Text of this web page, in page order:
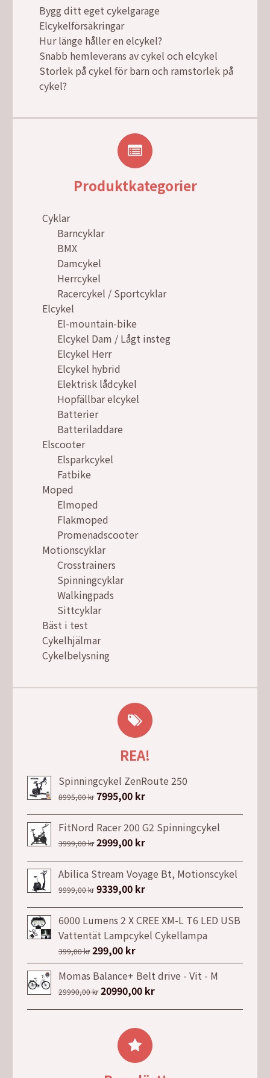
Bygg ditt eget cykelgarage
Elcykelförsäkringar
Hur länge håller en elcykel?
Snabb hemleverans av cykel och elcykel
Storlek på cykel för barn och ramstorlek på
cykel?
Produktkategorier
Cyklar
Barncyklar
BMX
Damcykel
Herrcykel
Racercykel / Sportcyklar
Elcykel
El-mountain-bike
Elcykel Dam / Lågt insteg
Elcykel Herr
Elcykel hybrid
Elektrisk lådcykel
Hopfällbar elcykel
Batterier
Batteriladdare
Elscooter
Elsparkcykel
Fatbike
Moped
Elmoped
Flakmoped
Promenadscooter
Motionscyklar
Crosstrainers
Spinningcyklar
Walkingpads
Sittcyklar
Bäst i test
Cykelhjälmar
Cykelbelysning
REA!
Spinningcykel ZenRoute 250
8995,00kr Det
priset
var:
7995,00 krDet
priset
är:
FitNord Racer 200 G2 Spinningcykel
3999,00kr Det
priset
var:
2999,00 krDet
priset
är:
Abilica Stream Voyage Bt, Motionscykel
9999,00kr Det
priset
var:
9999,00 kr.
9339,00 krDet
priset
är:
6000 Lumens 2 X CREE XM-L T6 LED USB
Vattentät Lampcykel Cykellampa
399,00kr Det
ursprungliga
priset
var:
399,00 kr.
299,00 krDet
nuvarande
priset
är:
299,00 kr.
Momas Balance+ Belt drive - Vit - M
29990,00kr Det
29990,00 kr.
20990,00 krDet